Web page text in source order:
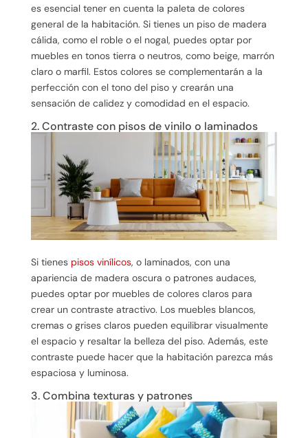
es esencial tener en cuenta la paleta de colores
general de la habitación. Si tienes un piso de madera
cálida, como el roble o el nogal, puedes optar por
muebles en tonos tierra o neutros, como beige, marrón
claro o marfil. Estos colores se complementarán a la
perfección con el tono del piso y crearán una
sensación de calidez y comodidad en el espacio.
2. Contraste con pisos de vinilo o laminados
Si tienes pisos vinílicos, o laminados, con una
apariencia de madera oscura o patrones audaces,
puedes optar por muebles de colores claros para
crear un contraste atractivo. Los muebles blancos,
cremas o grises claros pueden equilibrar visualmente
el espacio y resaltar la belleza del piso. Además, este
contraste puede hacer que la habitación parezca más
espaciosa y luminosa.
3. Combina texturas y patrones